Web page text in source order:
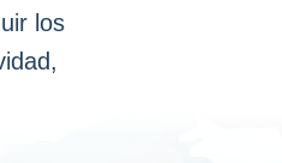
los